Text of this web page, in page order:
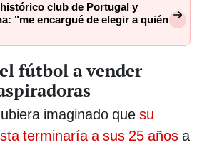
club de Portugal y
"me encargué de elegir a quién
fútbol a vender
imaginado que su
terminaría a sus 25 años a